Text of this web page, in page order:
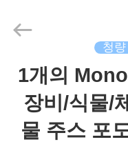
집
2026
Zhangjiagang
Machinery
Reserved.
청
1개의
장비/식물/
물 주스 포